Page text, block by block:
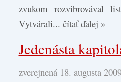
zvukom rozvibrovával
Vytvárali... čítať ďalej »
Jedenásta
zverejnená 18. augusta